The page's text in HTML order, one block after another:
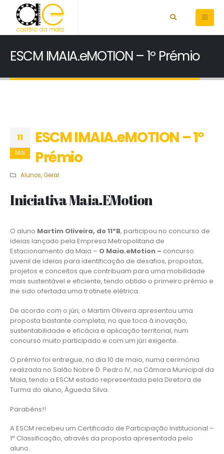
ESCM IMAIA.eMOTION – 1º Prémio
11
Mai
ESCM IMAIA.eMOTION – 1º
Prémio
Alunos,Geral
Iniciativa Maia.EMotion
O aluno Martim Oliveira, do 11ºB, participou no concurso de
ideias lançado pela Empresa Metropolitana de
Estacionamento da Maia – O Maia.eMotion – concurso
juvenil de ideias para identificação de desafios, propostas,
projetos e conceitos que contribuam para uma mobilidade
mais sustentável e eficiente, tendo obtido o primeiro prémio e
lhe sido ofertada uma trotinete elétrica.
De acordo com o júri, o Martim Oliveira apresentou uma
proposta bastante completa, no que toca à inovação,
sustentabilidade e eficácia e aplicação territorial, num
concurso muito participado e com um júri exigente.
O prémio foi entregue, no dia 10 de maio, numa cerimónia
realizada no Salão Nobre D. Pedro IV, na Câmara Municipal da
Maia, tendo a ESCM estado representada pela Diretora de
Turma do aluno, Águeda Silva.
Parabéns!!
A ESCM recebeu um Certificado de Participação Institucional –
1ª Classificação, através da proposta apresentada pelo
aluno.